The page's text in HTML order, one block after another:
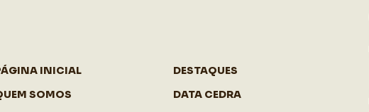
INICIAL
SOMOS
DESTAQUES
DATA CEDRA